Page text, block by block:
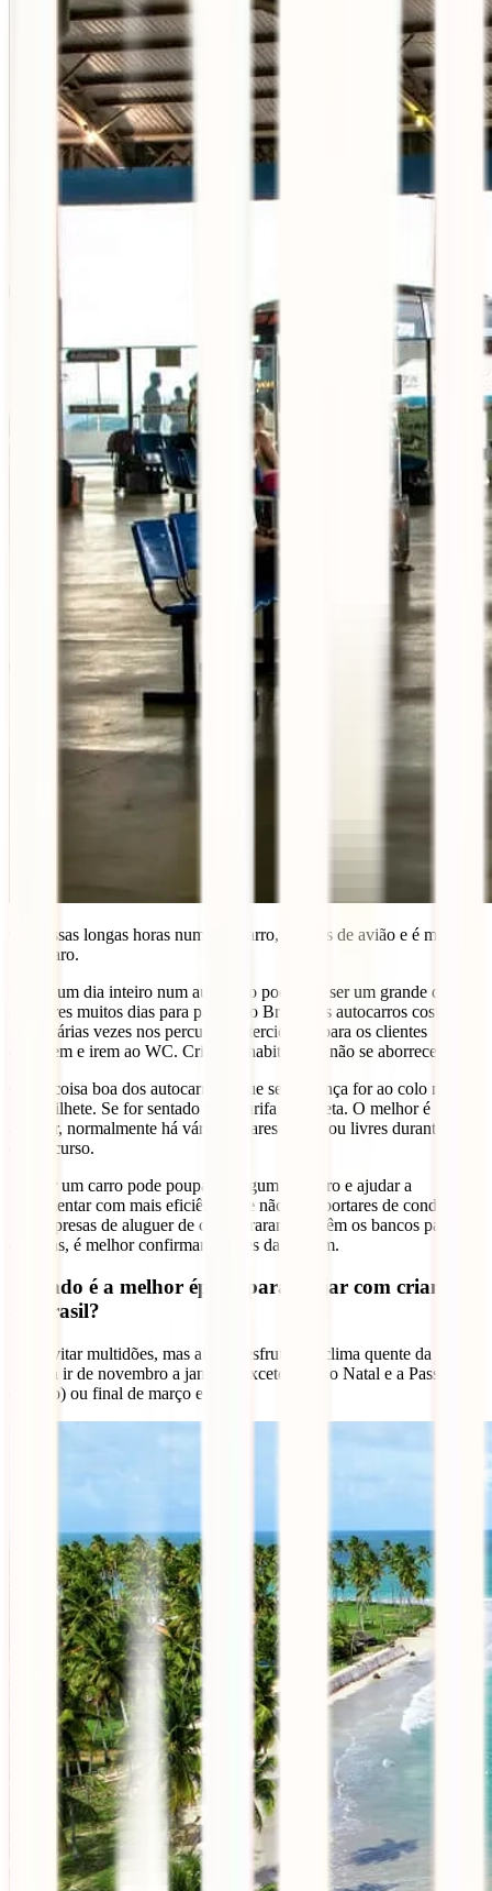
Ou passas longas horas num autocarro, ou vais de avião e é muito
mais caro.
Passar um dia inteiro num autocarro pode não ser um grande drama,
se tiveres muitos dias para passar no Brasil. Os autocarros costumam
parar várias vezes nos percursos intercidades para os clientes
comerem e irem ao WC. Crianças habituadas, não se aborrecem.
Outra coisa boa dos autocarros é que se a criança for ao colo não
paga bilhete. Se for sentado paga tarifa completa. O melhor é
arriscar, normalmente há vários lugares livres, ou livres durante parte
do percurso.
Alugar um carro pode poupar-te algum dinheiro e ajudar a
movimentar com mais eficiência, se não te importares de conduzir.
As empresas de aluguer de carros, raramente têm os bancos para
crianças, é melhor confirmares antes da viagem.
Quando é a melhor época para viajar com crianças
ao Brasil?
Para evitar multidões, mas ainda desfrutar do clima quente da praia,
planeia ir de novembro a janeiro (exceto entre o Natal e a Passagem
do Ano) ou final de março e abril.